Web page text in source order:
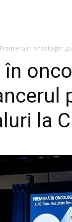
Premieră în oncologie:
la